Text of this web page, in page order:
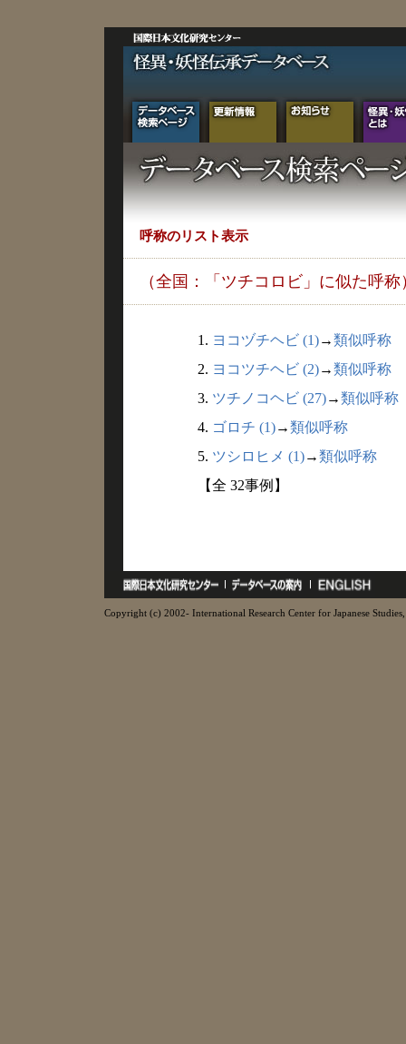
呼称のリスト表示
（全国：「ツチコロビ」に似た呼称
1. ヨコヅチヘビ (1)→類似呼称
2. ヨコツチヘビ (2)→類似呼称
3. ツチノコヘビ (27)→類似呼称
4. ゴロチ (1)→類似呼称
5. ツシロヒメ (1)→類似呼称
【全 32事例】
Copyright (c) 2002- International Research Center for Japanese